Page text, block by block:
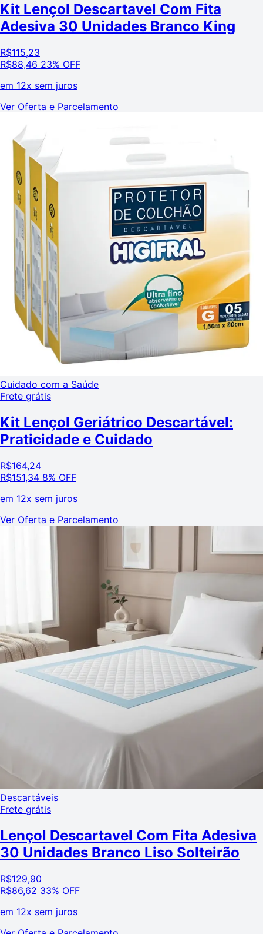
Kit Lençol Descartavel Com Fita
Adesiva 30 Unidades Branco King
R$115,23
R$88,46 23% OFF
em 12x sem juros
Ver Oferta e Parcelamento
Cuidado com a Saúde
Frete grátis
Kit Lençol Geriátrico Descartável:
Praticidade e Cuidado
R$164,24
R$151,34 8% OFF
em 12x sem juros
Ver Oferta e Parcelamento
Descartáveis
Frete grátis
Lençol Descartavel Com Fita Adesiva
30 Unidades Branco Liso Solteirão
R$129,90
R$86,62 33% OFF
em 12x sem juros